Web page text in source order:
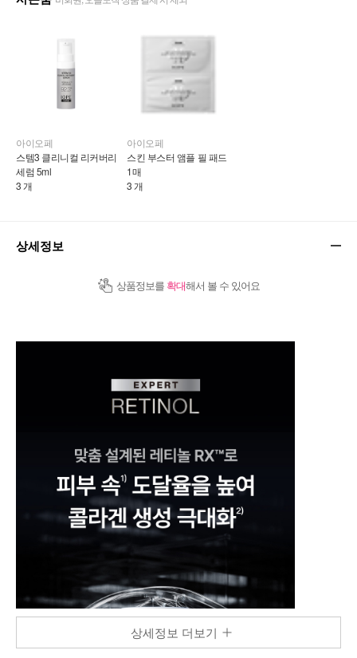
아이오페
스템3 클리니컬 리커버리
세럼 5ml
3 개
아이오페
스킨 부스터 앰플 필 패드
1매
3 개
상세정보
상품정보를 확대해서 볼 수 있어요
상세정보 더보기